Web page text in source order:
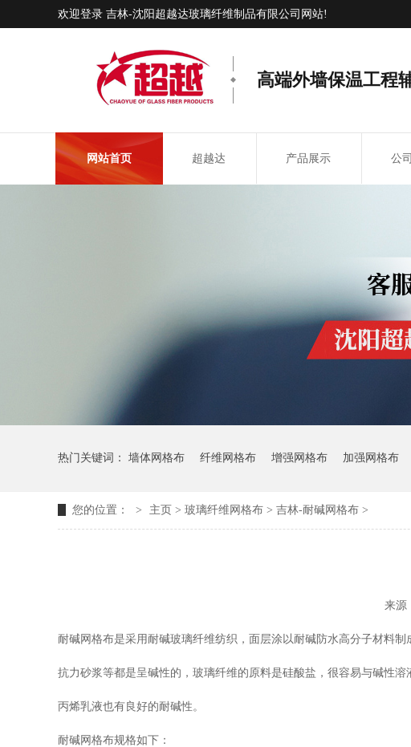
欢迎登录 吉林-沈阳超越达玻璃纤维制品有限公司网站!
高端外墙保温工程
网站首页 超越达 产品展示 公
热门关键词： 墙体网格布 纤维网格布 增强网格布 加强网格布
您的位置： > 主页 > 玻璃纤维网格布 > 吉林-耐碱网格布 >
来源
耐碱网格布是采用耐碱玻璃纤维纺织，面层涂以耐碱防水高分子材料
抗力砂浆等都是呈碱性的，玻璃纤维的原料是硅酸盐，很容易与碱性
丙烯乳液也有良好的耐碱性。
耐碱网格布规格如下：